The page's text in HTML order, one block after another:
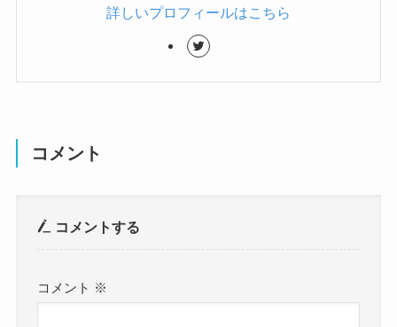
詳しいプロフィールはこちら
コメント
コメントする
コメント ※